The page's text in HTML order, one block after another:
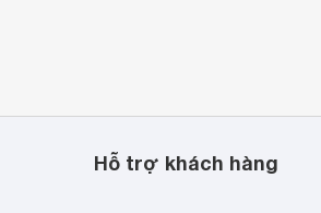
Hỗ trợ khách hàng